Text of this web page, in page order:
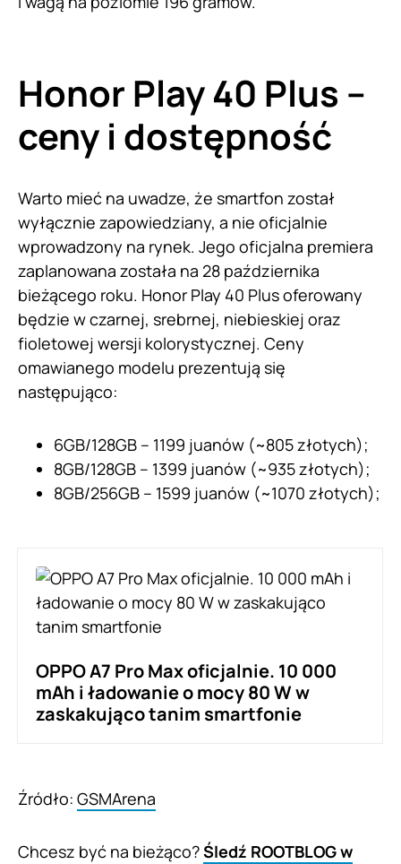
Honor Play 40 Plus –
ceny i dostępność
Warto mieć na uwadze, że smartfon został
wyłącznie zapowiedziany, a nie oficjalnie
wprowadzony na rynek. Jego oficjalna premiera
zaplanowana została na 28 października
bieżącego roku. Honor Play 40 Plus oferowany
będzie w czarnej, srebrnej, niebieskiej oraz
fioletowej wersji kolorystycznej. Ceny
omawianego modelu prezentują się
następująco:
6GB/128GB – 1199 juanów (~805 złotych);
8GB/128GB – 1399 juanów (~935 złotych);
8GB/256GB – 1599 juanów (~1070 złotych);
OPPO A7 Pro Max oficjalnie. 10 000
mAh i ładowanie o mocy 80 W w
zaskakująco tanim smartfonie
Źródło: GSMArena
Chcesz być na bieżąco?Śledź ROOTBLOG w